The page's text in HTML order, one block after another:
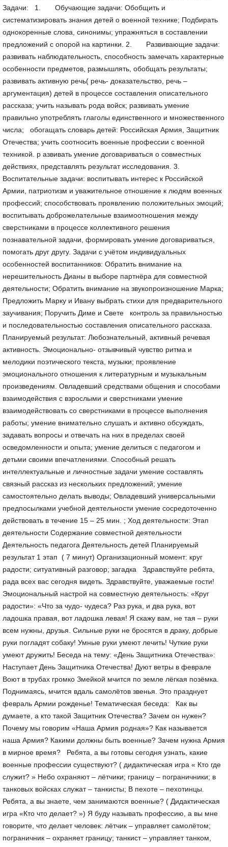
Задачи: 1. Обучающие задачи: Обобщить и
систематизировать знания детей о военной технике; Подбирать
однокоренные слова, синонимы; упражняться в составлении
предложений с опорой на картинки. 2. Развивающие задачи:
развивать наблюдательность, способность замечать характерные
особенности предметов, размышлять, обобщать результаты;
развивать активную речь( речь- доказательство, речь –
аргументация) детей в процессе составления описательного
рассказа; учить называть рода войск; развивать умение
правильно употреблять глаголы единственного и множественного
числа; обогащать словарь детей: Российская Армия, Защитник
Отечества; учить соотносить военные профессии с военной
техникой. р азвивать умение договариваться о совместных
действиях, представлять результат исследования. 3.
Воспитательные задачи: воспитывать интерес к Российской
Армии, патриотизм и уважительное отношение к людям военных
профессий; способствовать проявлению положительных эмоций;
воспитывать доброжелательные взаимоотношения между
сверстниками в процессе коллективного решения
познавательной задачи, формировать умение договариваться,
помогать друг другу. Задачи с учётом индивидуальных
особенностей воспитанников: Обратить внимание на
нерешительность Дианы в выборе партнёра для совместной
деятельности; Обратить внимание на звукопроизношение Марка;
Предложить Марку и Ивану выбрать стихи для предварительного
заучивания; Поручить Диме и Свете контроль за правильностью
и последовательностью составления описательного рассказа.
Планируемый результат: Любознательный, активный речевая
активность. Эмоционально- отзывчивый чувство ритма и
мелодики поэтического текста, музыки; проявление
эмоционального отношения к литературным и музыкальным
произведениям. Овладевший средствами общения и способами
взаимодействия с взрослыми и сверстниками умение
взаимодействовать со сверстниками в процессе выполнения
работы; умение внимательно слушать и активно обсуждать,
задавать вопросы и отвечать на них в пределах своей
осведомленности и опыта; умение делиться с педагогом и
детьми своими впечатлениями. Способный решать
интеллектуальные и личностные задачи умение составлять
связный рассказ из нескольких предложений; умение
самостоятельно делать выводы; Овладевший универсальными
предпосылками учебной деятельности умение сосредоточенно
действовать в течение 15 – 25 мин. ; Ход деятельности: Этап
деятельности Содержание совместной деятельности
Деятельность педагога Деятельность детей Планируемый
результат 1 этап ( 7 минут) Организационный момент: круг
радости; ситуативный разговор; загадка Здравствуйте ребята,
рада всех вас сегодня видеть. Здравствуйте, уважаемые гости!
Эмоциональный настрой на совместную деятельность: «Круг
радости»: «Что за чудо- чудеса? Раз рука, и два рука, вот
ладошка правая, вот ладошка левая! Я скажу вам, не тая – руки
всем нужны, друзья. Сильные руки не бросятся в драку, добрые
руки погладят собаку! Умные руки умеют лечить! Чуткие руки
умеют дружить! Беседа на тему: «День Защитника Отечества»:
Наступает День Защитника Отечества! Дуют ветры в феврале
Воют в трубах громко Змейкой мчится по земле лёгкая позёмка.
Поднимаясь, мчится вдаль самолётов звенья. Это празднует
февраль Армии рожденье! Тематическая беседа: Как вы
думаете, а кто такой Защитник Отечества? Зачем он нужен?
Почему мы говорим «Наша Армия родная»? Как называется
наша Армия? Какими должны быть военные? Зачем нужна Армия
в мирное время? Ребята, а вы готовы сегодня узнать, какие
военные профессии существуют? ( дидактическая игра « Кто где
служит? » Небо охраняют – лётчики; границу – пограничники; в
танковых войсках служат – танкисты; В пехоте – пехотинцы.
Ребята, а вы знаете, чем занимаются военные? ( Дидактическая
игра «Кто что делает? ») Я буду называть профессию, а вы мне
говорите, что делает человек: лётчик – управляет самолётом;
пограничник – охраняет границу; танкист – управляет танком,